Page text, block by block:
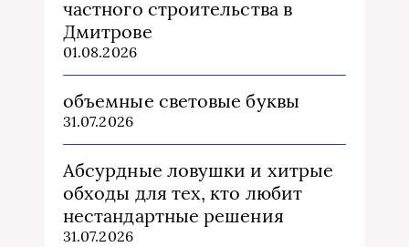
частного строительства в
Дмитрове
01.08.2026
объемные световые буквы
31.07.2026
Абсурдные ловушки и хитрые
обходы для тех, кто любит
нестандартные решения
31.07.2026